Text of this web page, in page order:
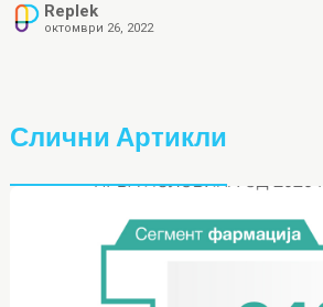
Replek
октомври 26, 2022
Слични Артикли